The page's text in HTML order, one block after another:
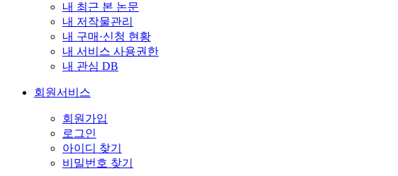
내 최근 본 논문
내 저작물관리
내 구매·신청 현황
내 서비스 사용권한
내 관심 DB
회원서비스
회원가입
로그인
아이디 찾기
비밀번호 찾기